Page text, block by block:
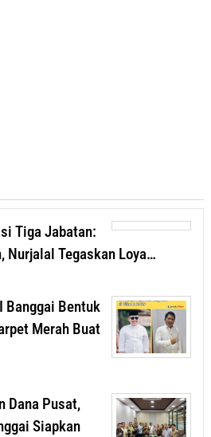
Tiga Jabatan:
Nurjalal Tegaskan Loya…
Banggai Bentuk
Merah Buat
Dana Pusat,
Siapkan